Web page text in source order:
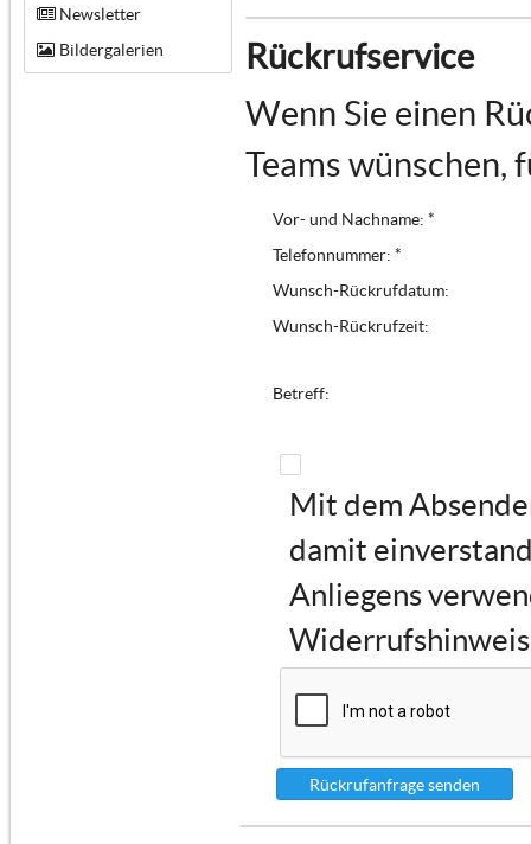
Newsletter
Bildergalerien
Rückrufservice
Wenn Sie einen
Teams wünschen,
Mit dem
damit
Anliegens
Rückrufanfrage senden
Vor- und Nachname: *
Telefonnummer: *
Wunsch-Rückrufdatum:
Wunsch-Rückrufzeit:
Betreff: